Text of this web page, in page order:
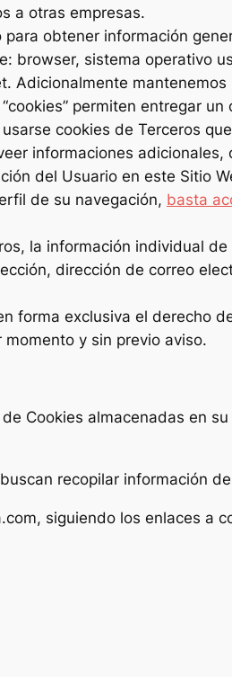
a otras empresas.
obtener información
browser, sistema operativo
Adicionalmente
permiten entregar
cookies de Terceros
informaciones
del Usuario en este Sitio
de su navegación, basta
la información individual
dirección de correo
forma exclusiva el derecho
y sin previo aviso.
Cookies almacenadas en
recopilar información
siguiendo los enlaces a